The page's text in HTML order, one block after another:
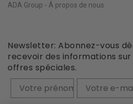
ADA Group - Á propos de nous
Newsletter: Abonnez-vous
recevoir des informations
offres spéciales.
Prénom